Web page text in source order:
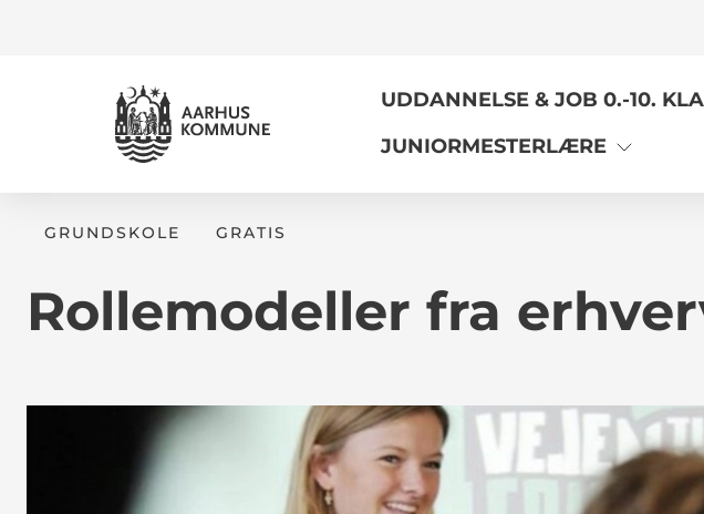
UDDANNELSE & JOB 0.-10.
JUNIORMESTERLÆRE
GRUNDSKOLE GRATIS
Rollemodeller fra